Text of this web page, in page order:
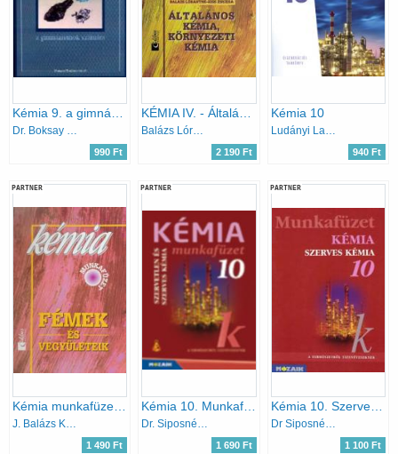
Dr. Boksay Zoltán
990 Ft
Balázs Lórántné; Kiss Zsuzsa
2 190 Ft
Kémia 10
Ludányi Lajos, Szabó Krisztián, Tóth Zoltán, Ludányi Ágota
940 Ft
PARTNER
1 490 Ft
PARTNER
1 690 Ft
PARTNER
Kémia 10. Szerves kémiai ismeretek. MS-2820T Munkafüzet
1 100 Ft